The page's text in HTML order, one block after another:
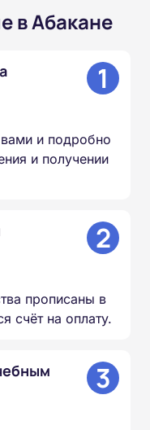
в Абакане
1
и подробно
и получении
2
прописаны в
счёт на оплату.
3